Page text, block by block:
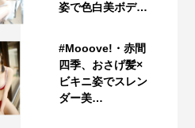
姿で色白美ボデ…
#Mooove!・赤間
四季、おさげ髪×
ビキニ姿でスレン
ダー美…